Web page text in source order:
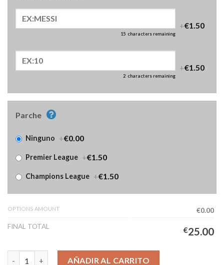
15 characters remaining
+€1.50
2 characters remaining
+€1.50
Parche
Ninguno +€0.00
Premier League +€1.50
Champions League +€1.50
OPTIONS AMOUNT
€0.00
FINAL TOTAL
€25.00
Camiseta Manchester City Cuarta Equipación Mujer 2025/2026
AÑADIR AL CARRITO